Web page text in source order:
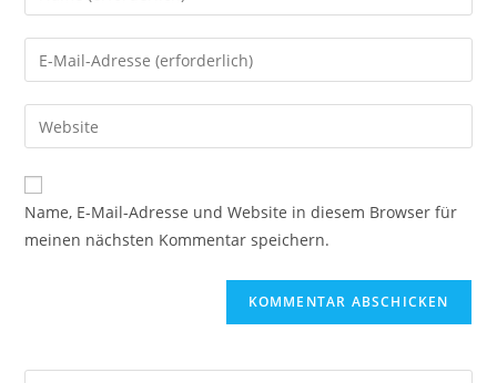
deinen
Namen
oder
zum
Kommentieren
ein
Gib
deine
E-
Mail-
zum
Kommentieren
ein
Gib
deine
Website-
URL
Name, E-Mail-Adresse und Website in diesem Browser für
meinen nächsten Kommentar speichern.